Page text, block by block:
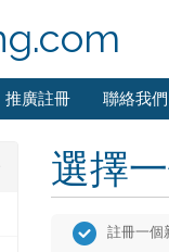
推廣註冊 聯絡我們
選擇
註冊一個